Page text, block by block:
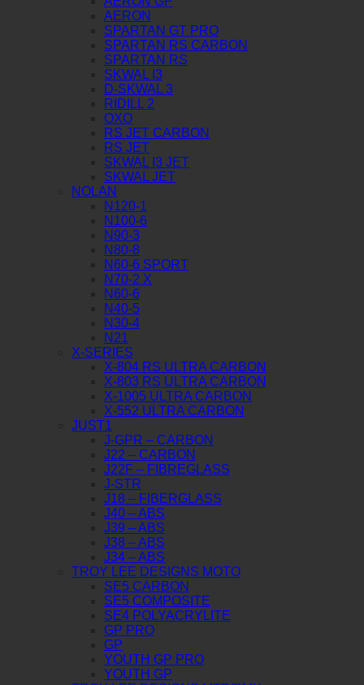
AERON
SPARTAN GT PRO
SPARTAN RS CARBON
SPARTAN RS
SKWAL I3
D-SKWAL 3
RIDILL 2
OXO
RS JET CARBON
RS JET
SKWAL I3 JET
SKWAL JET
NOLAN
N120-1
N100-6
N90-3
N80-8
N60-6 SPORT
N70-2 X
N60-6
N40-5
N30-4
N21
X-SERIES
X-804 RS ULTRA CARBON
X-803 RS ULTRA CARBON
X-1005 ULTRA CARBON
X-552 ULTRA CARBON
JUST1
J-GPR – CARBON
J22 – CARBON
J22F – FIBREGLASS
J-STR
J18 – FIBERGLASS
J40 – ABS
J39 – ABS
J38 – ABS
J34 – ABS
TROY LEE DESIGNS MOTO
SE5 CARBON
SE5 COMPOSITE
SE4 POLYACRYLITE
GP PRO
GP
YOUTH GP PRO
YOUTH GP